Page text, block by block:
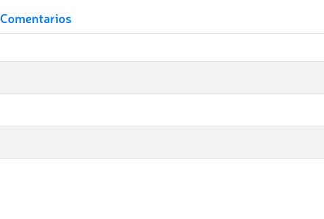
Comentarios